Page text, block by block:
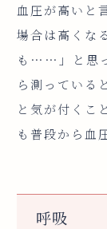
血圧が高いと
場合は高くな
も……」と思
ら測っている
と気が付くこ
も普段から血
呼吸